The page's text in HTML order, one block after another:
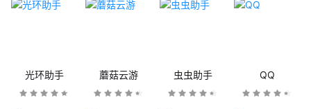
光环助手 蘑菇云游 虫虫助手 QQ